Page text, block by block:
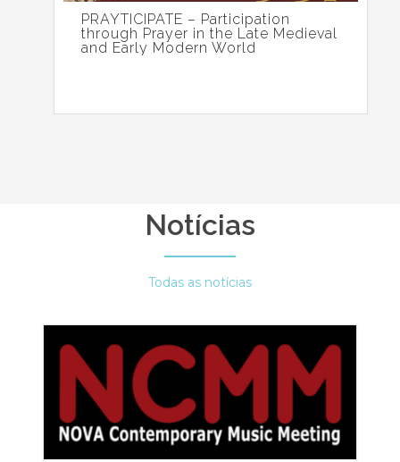
PRAYTICIPATE – Participation
through Prayer in the Late Medieval
and Early Modern World
Notícias
Todas as notícias